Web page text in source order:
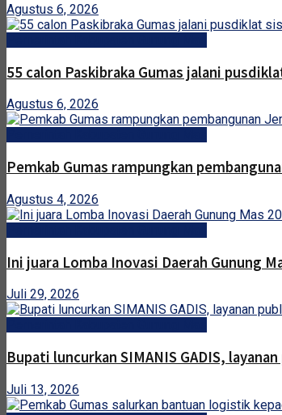
Agustus 6, 2026
55 calon Paskibraka Gumas jalani
Agustus 6, 2026
Pemkab Gumas rampungkan
Agustus 4, 2026
Ini juara Lomba Inovasi Daerah Gunung
Juli 29, 2026
Bupati luncurkan SIMANIS GADIS,
Juli 13, 2026